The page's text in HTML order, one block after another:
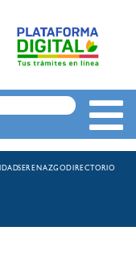
SERENAZGODIRECTORIO